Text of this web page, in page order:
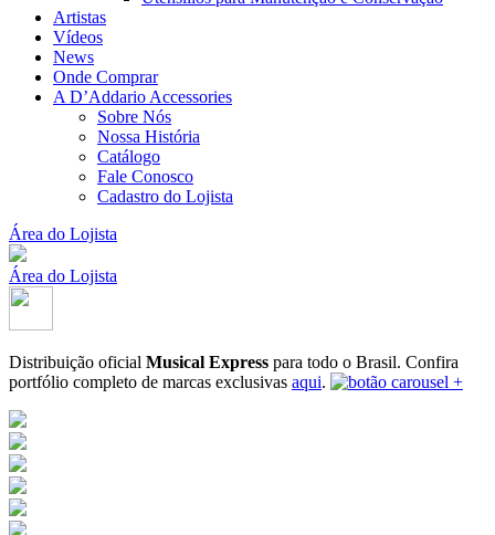
Artistas
Vídeos
News
Onde Comprar
A D’Addario Accessories
Sobre Nós
Nossa História
Catálogo
Fale Conosco
Cadastro do Lojista
Área do Lojista
Área do Lojista
Distribuição oficial Musical Express para todo o Brasil. Confira
portfólio completo de marcas exclusivas aqui.